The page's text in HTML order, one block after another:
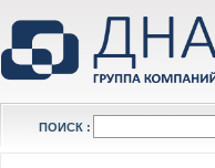
ПОИСК :